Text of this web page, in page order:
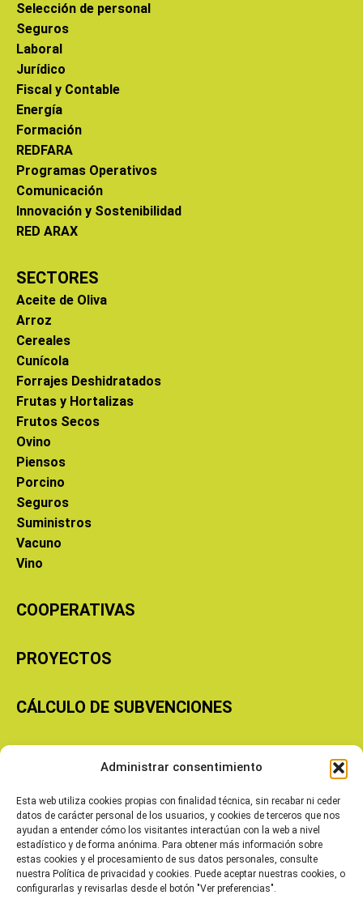
Administrar consentimiento
Esta web utiliza cookies propias con finalidad técnica, sin recabar ni ceder
datos de carácter personal de los usuarios, y cookies de terceros que nos
ayudan a entender cómo los visitantes interactúan con la web a nivel
estadístico y de forma anónima. Para obtener más información sobre
estas cookies y el procesamiento de sus datos personales, consulte
nuestra Política de privacidad y cookies. Puede aceptar nuestras cookies, o
configurarlas y revisarlas desde el botón "Ver preferencias".
Selección de personal
Seguros
Laboral
Jurídico
Fiscal y Contable
Energía
Formación
REDFARA
Programas Operativos
Comunicación
Innovación y Sostenibilidad
RED ARAX
SECTORES
Aceite de Oliva
Arroz
Cereales
Cunícola
Forrajes Deshidratados
Frutas y Hortalizas
Frutos Secos
Ovino
Piensos
Porcino
Seguros
Suministros
Vacuno
Vino
COOPERATIVAS
PROYECTOS
CÁLCULO DE SUBVENCIONES